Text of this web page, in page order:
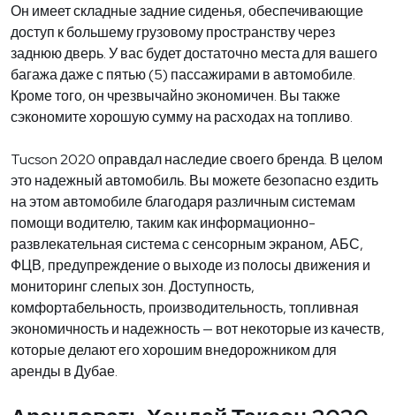
Он имеет складные задние сиденья, обеспечивающие
доступ к большему грузовому пространству через
заднюю дверь. У вас будет достаточно места для вашего
багажа даже с пятью (5) пассажирами в автомобиле.
Кроме того, он чрезвычайно экономичен. Вы также
сэкономите хорошую сумму на расходах на топливо.
Tucson 2020 оправдал наследие своего бренда. В целом
это надежный автомобиль. Вы можете безопасно ездить
на этом автомобиле благодаря различным системам
помощи водителю, таким как информационно-
развлекательная система с сенсорным экраном, АБС,
ФЦВ, предупреждение о выходе из полосы движения и
мониторинг слепых зон. Доступность,
комфортабельность, производительность, топливная
экономичность и надежность — вот некоторые из качеств,
которые делают его хорошим внедорожником для
аренды в Дубае.